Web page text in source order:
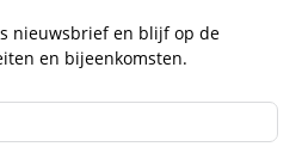
nieuwsbrief en blijf op de
en bijeenkomsten.